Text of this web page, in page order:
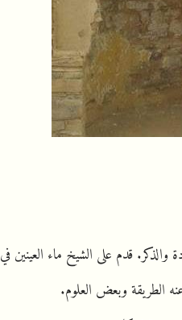
قدم على الشيخ ماء العينين في
الطريقة وبعض العلوم.